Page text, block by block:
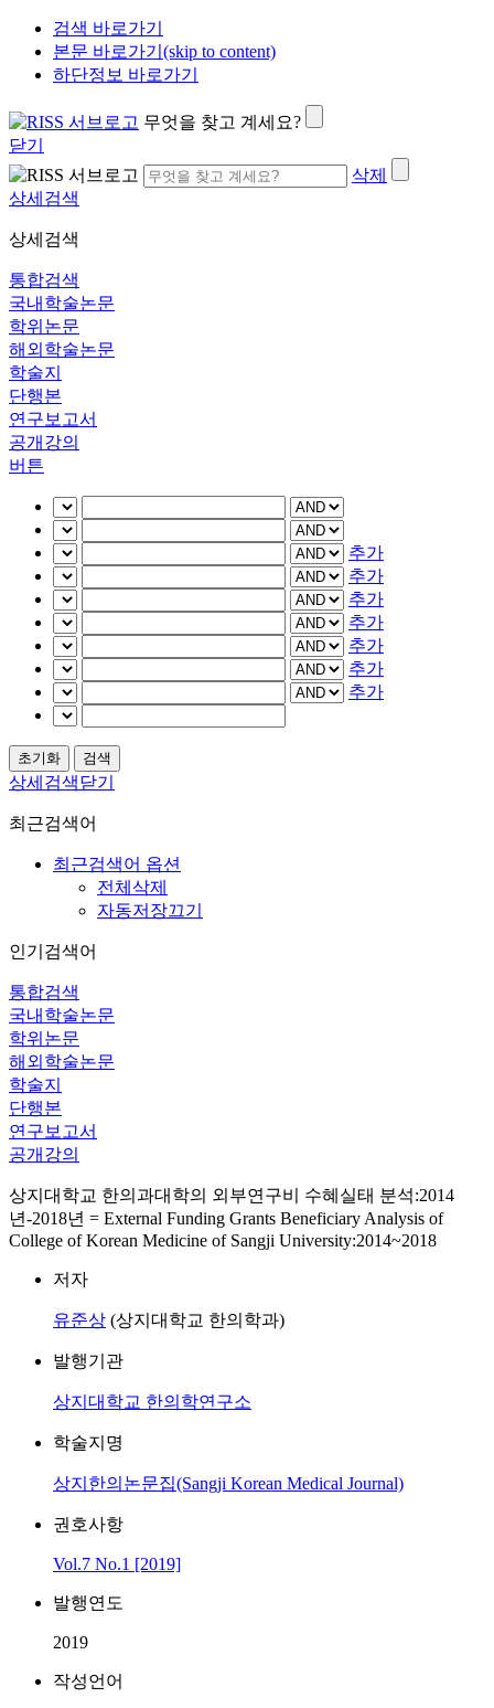
검색 바로가기
본문 바로가기(skip to content)
하단정보 바로가기
무엇을 찾고 계세요?
닫기
삭제
상세검색
상세검색
통합검색
국내학술논문
학위논문
해외학술논문
학술지
단행본
연구보고서
공개강의
버튼
추가
추가
추가
추가
추가
추가
추가
상세검색닫기
최근검색어
최근검색어 옵션
전체삭제
자동저장끄기
인기검색어
통합검색
국내학술논문
학위논문
해외학술논문
학술지
단행본
연구보고서
공개강의
상지대학교 한의과대학의 외부연구비 수혜실태 분석:2014
년-2018년 = External Funding Grants Beneficiary Analysis of
College of Korean Medicine of Sangji University:2014~2018
저자
유준상 (상지대학교 한의학과)
발행기관
상지대학교 한의학연구소
학술지명
상지한의논문집(Sangji Korean Medical Journal)
권호사항
Vol.7 No.1 [2019]
발행연도
2019
작성언어